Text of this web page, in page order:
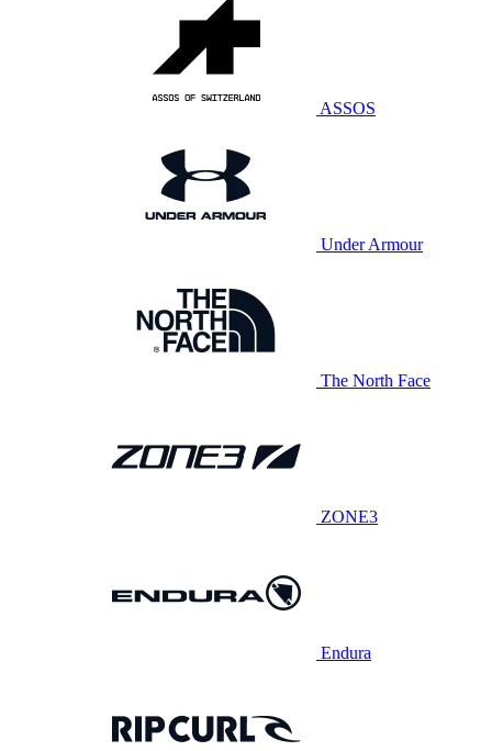
ASSOS
Under Armour
The North Face
ZONE3
Endura